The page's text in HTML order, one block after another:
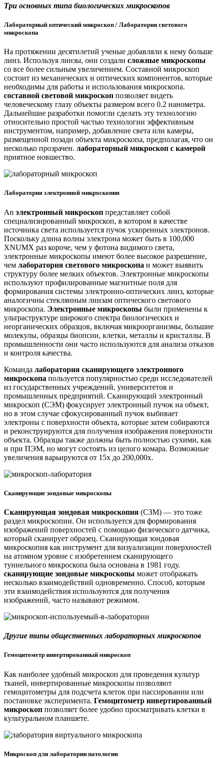
Три основных типа биологических микроскопов
Лабораторный оптический микроскоп / Лаборатория светового
микроскопа
На протяжении десятилетий ученые добавляли к нему больше
линз. Используя линзы, они создали сложные микроскопы
со все более сильным увеличением. Составной микроскоп
состоит из механических и оптических компонентов, которые
необходимы для работы и использования микроскопа.
составной световой микроскоп позволяет видеть
человеческому глазу объекты размером всего 0.2 нанометра.
Дальнейшие разработки помогли сделать эту технологию
относительно простой частью технологии эффективным
инструментом, например, добавление света или камеры,
размещенной позади объекта микроскопа, предполагая, что он
несколько прозрачен. лабораторный микроскоп с камерой
приятное новшество.
Лаборатория электронной микроскопии
An электронный микроскоп представляет собой
специализированный микроскоп, в котором в качестве
источника света используется пучок ускоренных электронов.
Поскольку длина волны электрона может быть в 100,000
XNUMX раз короче, чем у фотона видимого света,
электронные микроскопы имеют более высокое разрешение,
чем лаборатория светового микроскопа и может выявить
структуру более мелких объектов. Электронные микроскопы
используют профилированные магнитные поля для
формирования системы электронно-оптических линз, которые
аналогичны стеклянным линзам оптического светового
микроскопа. Электронные микроскопы были применены к
ультраструктуре широкого спектра биологических и
неорганических образцов, включая микроорганизмы, большие
молекулы, образцы биопсии, клетки, металлы и кристаллы. В
промышленности они часто используются для анализа отказов
и контроля качества.
Команда лаборатория сканирующего электронного
микроскопа пользуется популярностью среди исследователей
из государственных учреждений, университетов и
промышленных предприятий. Сканирующий электронный
микроскоп (СЭМ) фокусирует электронный пучок на объект,
но в этом случае сфокусированный пучок выбивает
электроны с поверхности объекта, которые затем собираются
и реконструируются для получения изображения поверхности
объекта. Образцы также должны быть полностью сухими, как
и при ПЭМ, но могут состоять из целого комара. Возможные
увеличения варьируются от 15x до 200,000x.
Сканирующие зондовые микроскопы
Сканирующая зондовая микроскопия (СЗМ) — это тоже
раздел микроскопии. Он используется для формирования
изображений поверхностей с помощью физического датчика,
который сканирует образец. Сканирующая зондовая
микроскопия как инструмент для визуализации поверхностей
на атомном уровне с изобретением сканирующего
туннельного микроскопа была основана в 1981 году.
сканирующие зондовые микроскопы может отображать
несколько взаимодействий одновременно. Способ, которым
эти взаимодействия используются для получения
изображений, часто называют режимом.
Другие типы общественных лабораторных микроскопов
Гемоцитометр инвертированный микроскоп
Как наиболее удобный микроскоп для проведения культур
тканей, инвертированные микроскопы позволяют
гемоцитометры для подсчета клеток при пассировании или
постановке эксперимента. Гемоцитометр инвертированный
микроскоп позволяет более удобно просматривать клетки в
культуральном планшете.
Микроскоп для лаборатории патологии